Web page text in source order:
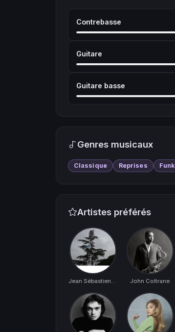
Contrebasse
Guitare
Guitare basse
Genres musicaux
Classique Reprises Funk
Artistes préférés
Jean Sébastien BACH John Coltrane